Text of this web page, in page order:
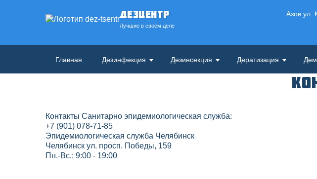
ДезЦентр
Лучшие в своём деле
Азов ул.
Главная Дезинфекция Дезинсекция Дератизация
Контакты Санитарно эпидемиологическая служба:
+7 (901) 078-71-85
Эпидемиологическая служба Челябинск
Челябинск ул. просп. Победы, 159
Пн.-Вс.: 9:00 - 19:00